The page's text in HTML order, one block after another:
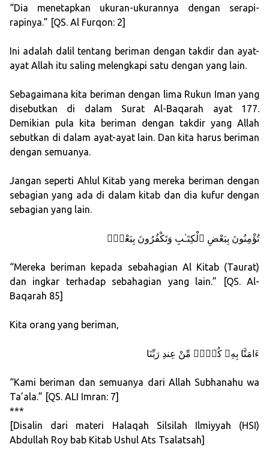
“Dia menetapkan ukuran-ukurannya dengan serapi-
rapinya.” [QS. Al Furqon: 2]
Ini adalah dalil tentang beriman dengan takdir dan ayat-
ayat Allah itu saling melengkapi satu dengan yang lain.
Sebagaimana kita beriman dengan lima Rukun Iman yang
disebutkan di dalam Surat Al-Baqarah ayat 177.
Demikian pula kita beriman dengan takdir yang Allah
sebutkan di dalam ayat-ayat lain. Dan kita harus beriman
dengan semuanya.
Jangan seperti Ahlul Kitab yang mereka beriman dengan
sebagian yang ada di dalam kitab dan dia kufur dengan
sebagian yang lain.
تُؤْمِنُونَ بِبَعْضِ ٱلْكِتَـٰبِ وَتَكْفُرُونَ بِبَعْضٍۢ
“Mereka beriman kepada sebahagian Al Kitab (Taurat)
dan ingkar terhadap sebahagian yang lain.” [QS. Al-
Baqarah 85]
Kita orang yang beriman,
ءَامَنَّا بِهِۦ كُلٌّۭ مِّنْ عِندِ رَبِّنَا
“Kami beriman dan semuanya dari Allah Subhanahu wa
Ta’ala.” [QS. ALI Imran: 7]
***
[Disalin dari materi Halaqah Silsilah Ilmiyyah (HSI)
Abdullah Roy bab Kitab Ushul Ats Tsalatsah]